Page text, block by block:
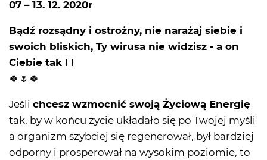
07 – 13. 12. 2020r
Bądź rozsądny i ostrożny, nie narażaj siebie i
swoich bliskich, Ty wirusa nie widzisz - a on
Ciebie tak ! !
🍀🌷🍀
Jeśli chcesz wzmocnić swoją Życiową Energię
tak, by w końcu życie układało się po Twojej myśli
a organizm szybciej się regenerował, był bardziej
odporny i prosperował na wysokim poziomie, to